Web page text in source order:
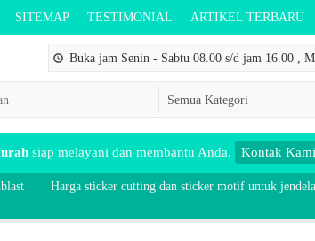
SITEMAP TESTIMONIAL ARTIKEL TERBARU
Buka jam Senin - Sabtu 08.00 s/d jam 16.00 ,
siap melayani dan membantu Anda. Kontak Kami
Harga sticker cutting dan sticker motif untuk